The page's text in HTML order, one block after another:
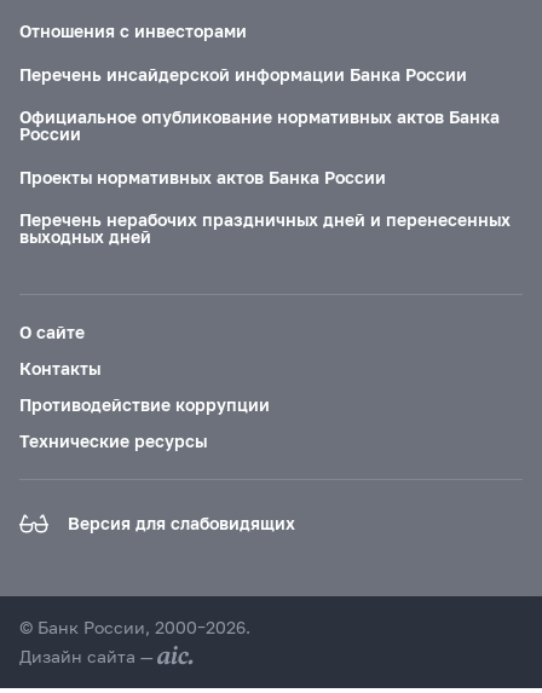
Отношения с инвесторами
Перечень инсайдерской информации Банка России
Официальное опубликование нормативных актов Банка
России
Проекты нормативных актов Банка России
Перечень нерабочих праздничных дней и перенесенных
выходных дней
О сайте
Контакты
Противодействие коррупции
Технические ресурсы
Версия для слабовидящих
© Банк России, 2000–2026.
Дизайн сайта —